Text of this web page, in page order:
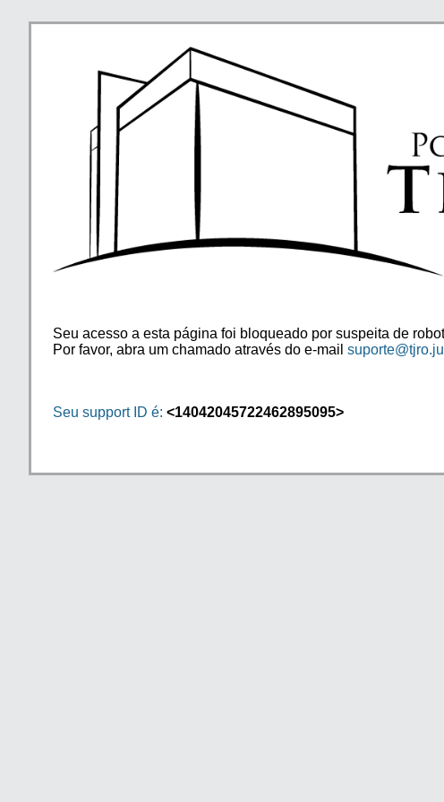
Seu acesso a esta página foi bloqueado por suspeita de
Por favor, abra um chamado através do e-mail
Seu support ID é: <14042045722462895095>